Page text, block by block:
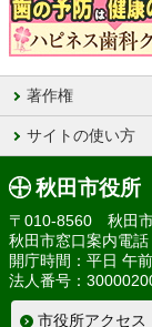
著作権
サイトの使い方
秋田市役所
〒010-8560 秋田
秋田市窓口案内電
開庁時間：平日 午
法人番号：
市役所アクセス